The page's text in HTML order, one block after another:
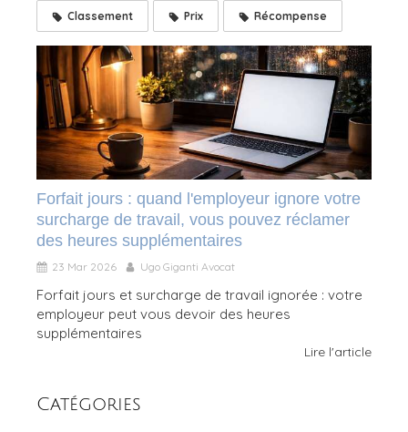
Classement Prix Récompense
Forfait jours : quand l'employeur ignore votre
surcharge de travail, vous pouvez réclamer
des heures supplémentaires
23 Mar 2026 Ugo Giganti Avocat
Forfait jours et surcharge de travail ignorée : votre
employeur peut vous devoir des heures
supplémentaires
Lire l'article
Catégories